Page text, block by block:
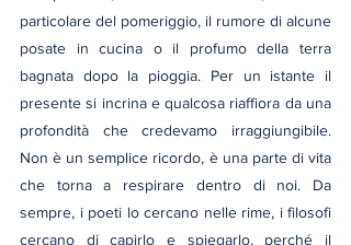
particolare del pomeriggio, il rumore di alcune
posate in cucina o il profumo della terra
bagnata dopo la pioggia. Per un istante il
presente si incrina e qualcosa riaffiora da una
profondità che credevamo irraggiungibile.
Non è un semplice ricordo, è una parte di vita
che torna a respirare dentro di noi. Da
sempre, i poeti lo cercano nelle rime, i filosofi
cercano di capirlo e spiegarlo, perché il